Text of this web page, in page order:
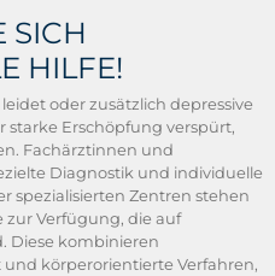
SICH
HILFE!
oder zusätzlich depressive
starke Erschöpfung verspürt,
Fachärztinnen und
Diagnostik und individuelle
spezialisierten Zentren stehen
Verfügung, die auf
Diese kombinieren
körperorientierte Verfahren,